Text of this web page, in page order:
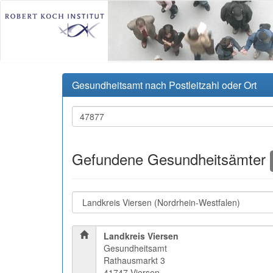
Gesundheitsamt nach Postleitzahl oder Ort
Gefundene Gesundheitsämter
Landkreis Viersen
Gesundheitsamt
Rathausmarkt 3